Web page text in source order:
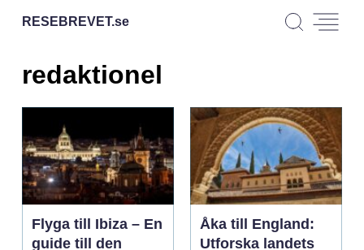
RESEBREVET.se
redaktionel
Flyga till Ibiza – En
guide till den
Åka till England:
Utforska landets